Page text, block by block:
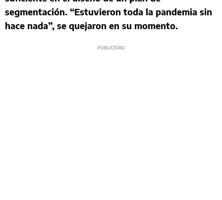
segmentación. “Estuvieron toda la pandemia sin
hace nada”, se quejaron en su momento.